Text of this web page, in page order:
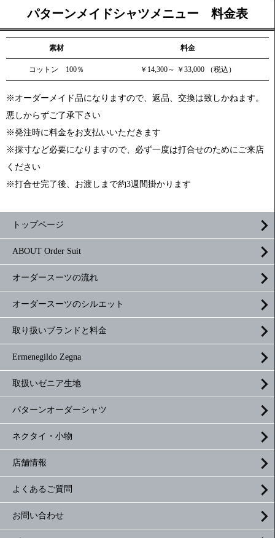
パターンメイドシャツメニュー 料金表
素材 料金
コットン 100％ ￥14,300～ ￥33,000 （税込）
※オーダーメイド品になりますので、返品、交換は致しかねます。
悪しからずご了承下さい
※発注時に料金をお支払いいただきます
※採寸など必要になりますので、必ず一度は打合せのためにご来店
ください
※打合せ完了後、お渡しまで約3週間掛かります
トップページ
ABOUT Order Suit
オーダースーツの流れ
オーダースーツのシルエット
取り扱いブランドと料金
Ermenegildo Zegna
取扱いゼニア生地
パターンオーダーシャツ
ネクタイ・小物
店舗情報
よくあるご質問
お問い合わせ